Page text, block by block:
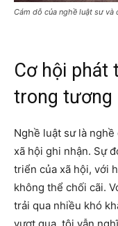
Cám dỗ của nghề luật sư và
Cơ hội phát
trong tương
Nghề luật sư là
xã hội ghi nhận. Sự
triển của xã hội, với
không thể chối cãi.
trải qua nhiều khó